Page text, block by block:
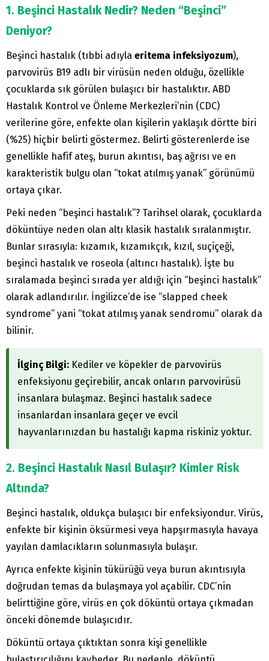
1. Beşinci Hastalık Nedir? Neden “Beşinci”
Deniyor?
Beşinci hastalık (tıbbi adıyla eritema infeksiyozum),
parvovirüs B19 adlı bir virüsün neden olduğu, özellikle
çocuklarda sık görülen bulaşıcı bir hastalıktır. ABD
Hastalık Kontrol ve Önleme Merkezleri’nin (CDC)
verilerine göre, enfekte olan kişilerin yaklaşık dörtte biri
(%25) hiçbir belirti göstermez. Belirti gösterenlerde ise
genellikle hafif ateş, burun akıntısı, baş ağrısı ve en
karakteristik bulgu olan “tokat atılmış yanak” görünümü
ortaya çıkar.
Peki neden “beşinci hastalık”? Tarihsel olarak, çocuklarda
döküntüye neden olan altı klasik hastalık sıralanmıştır.
Bunlar sırasıyla: kızamık, kızamıkçık, kızıl, suçiçeği,
beşinci hastalık ve roseola (altıncı hastalık). İşte bu
sıralamada beşinci sırada yer aldığı için “beşinci hastalık”
olarak adlandırılır. İngilizce’de ise “slapped cheek
syndrome” yani “tokat atılmış yanak sendromu” olarak da
bilinir.
İlginç Bilgi: Kediler ve köpekler de parvovirüs
enfeksiyonu geçirebilir, ancak onların parvovirüsü
insanlara bulaşmaz. Beşinci hastalık sadece
insanlardan insanlara geçer ve evcil
hayvanlarınızdan bu hastalığı kapma riskiniz yoktur.
2. Beşinci Hastalık Nasıl Bulaşır? Kimler Risk
Altında?
Beşinci hastalık, oldukça bulaşıcı bir enfeksiyondur. Virüs,
enfekte bir kişinin öksürmesi veya hapşırmasıyla havaya
yayılan damlacıkların solunmasıyla bulaşır.
Ayrıca enfekte kişinin tükürüğü veya burun akıntısıyla
doğrudan temas da bulaşmaya yol açabilir. CDC’nin
belirttiğine göre, virüs en çok döküntü ortaya çıkmadan
önceki dönemde bulaşıcıdır.
Döküntü ortaya çıktıktan sonra kişi genellikle